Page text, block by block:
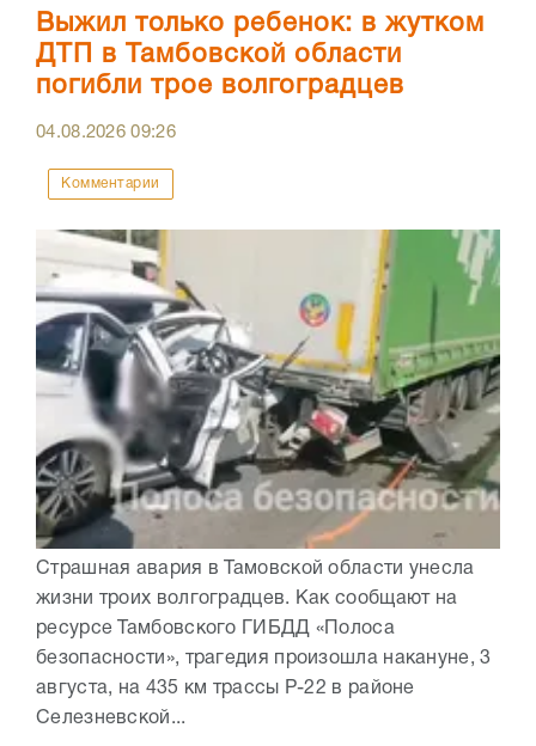
Выжил только ребенок: в жутком
ДТП в Тамбовской области
погибли трое волгоградцев
04.08.202609:26
Комментарии
Страшная авария в Тамовской области унесла
жизни троих волгоградцев. Как сообщают на
ресурсе Тамбовского ГИБДД «Полоса
безопасности», трагедия произошла накануне, 3
августа, на 435 км трассы Р-22 в районе
Селезневской...